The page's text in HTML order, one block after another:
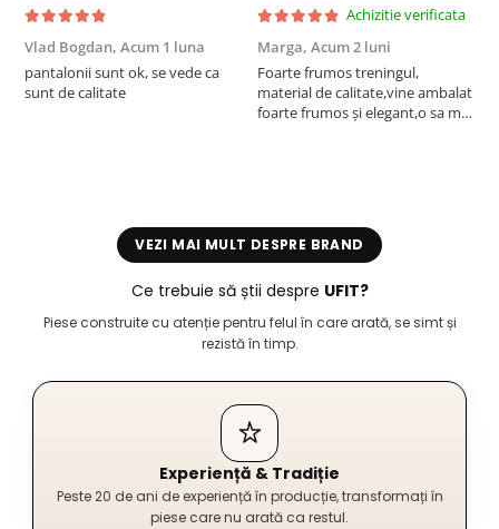
Vlad Bogdan, Acum 1 luna
pantalonii sunt ok, se vede ca
sunt de calitate
Achizitie verificata
Marga, Acum 2 luni
Foarte frumos treningul,
material de calitate,vine ambalat
foarte frumos și elegant,o sa mai
VEZI MAI MULT DESPRE BRAND
Ce trebuie să știi despre UFIT?
Piese construite cu atenție pentru felul în care arată, se simt și
rezistă în timp.
Experiență & Tradiție
Peste 20 de ani de experiență în producție, transformați în
piese care nu arată ca restul.